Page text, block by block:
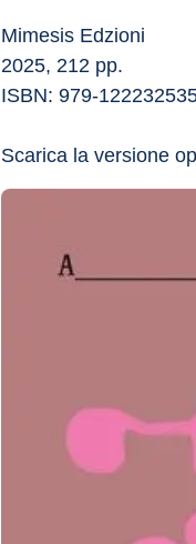
Mimesis Edzioni
2025, 212 pp.
ISBN: 979-
Scarica la versione